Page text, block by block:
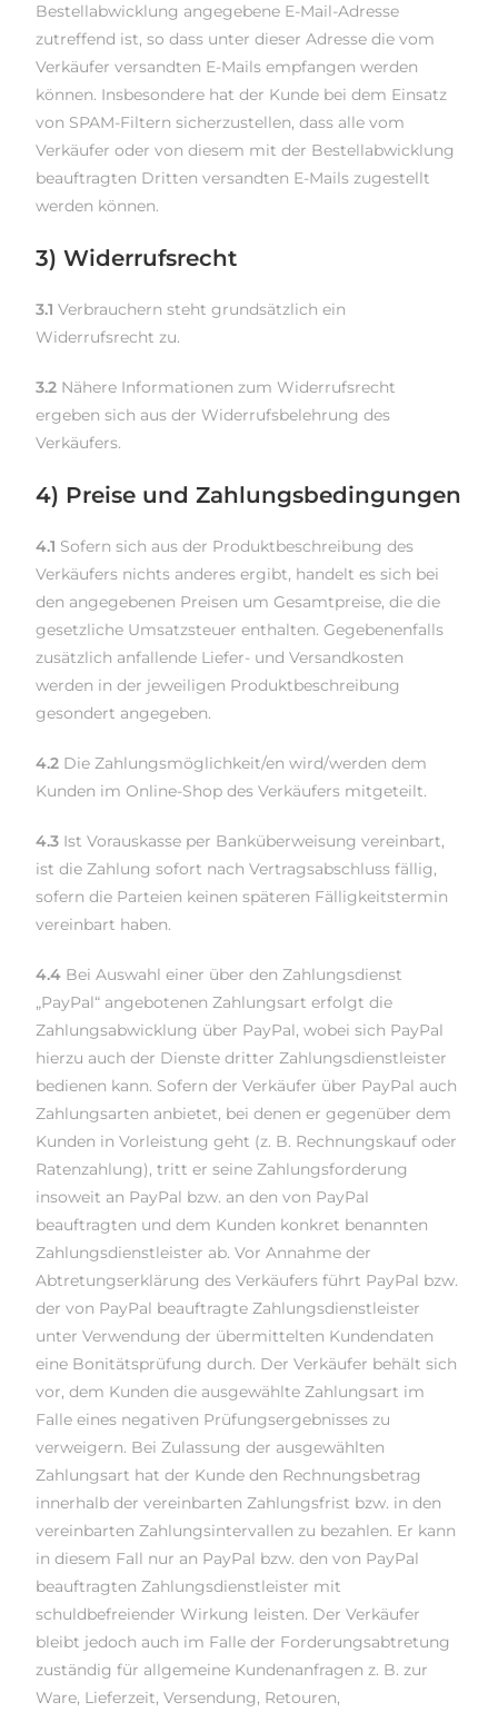
Bestellabwicklung angegebene E-Mail-Adresse
zutreffend ist, so dass unter dieser Adresse die vom
Verkäufer versandten E-Mails empfangen werden
können. Insbesondere hat der Kunde bei dem Einsatz
von SPAM-Filtern sicherzustellen, dass alle vom
Verkäufer oder von diesem mit der Bestellabwicklung
beauftragten Dritten versandten E-Mails zugestellt
werden können.
3) Widerrufsrecht
3.1 Verbrauchern steht grundsätzlich ein
Widerrufsrecht zu.
3.2 Nähere Informationen zum Widerrufsrecht
ergeben sich aus der Widerrufsbelehrung des
Verkäufers.
4) Preise und Zahlungsbedingungen
4.1 Sofern sich aus der Produktbeschreibung des
Verkäufers nichts anderes ergibt, handelt es sich bei
den angegebenen Preisen um Gesamtpreise, die die
gesetzliche Umsatzsteuer enthalten. Gegebenenfalls
zusätzlich anfallende Liefer- und Versandkosten
werden in der jeweiligen Produktbeschreibung
gesondert angegeben.
4.2 Die Zahlungsmöglichkeit/en wird/werden dem
Kunden im Online-Shop des Verkäufers mitgeteilt.
4.3 Ist Vorauskasse per Banküberweisung vereinbart,
ist die Zahlung sofort nach Vertragsabschluss fällig,
sofern die Parteien keinen späteren Fälligkeitstermin
vereinbart haben.
4.4 Bei Auswahl einer über den Zahlungsdienst
„PayPal“ angebotenen Zahlungsart erfolgt die
Zahlungsabwicklung über PayPal, wobei sich PayPal
hierzu auch der Dienste dritter Zahlungsdienstleister
bedienen kann. Sofern der Verkäufer über PayPal auch
Zahlungsarten anbietet, bei denen er gegenüber dem
Kunden in Vorleistung geht (z. B. Rechnungskauf oder
Ratenzahlung), tritt er seine Zahlungsforderung
insoweit an PayPal bzw. an den von PayPal
beauftragten und dem Kunden konkret benannten
Zahlungsdienstleister ab. Vor Annahme der
Abtretungserklärung des Verkäufers führt PayPal bzw.
der von PayPal beauftragte Zahlungsdienstleister
unter Verwendung der übermittelten Kundendaten
eine Bonitätsprüfung durch. Der Verkäufer behält sich
vor, dem Kunden die ausgewählte Zahlungsart im
Falle eines negativen Prüfungsergebnisses zu
verweigern. Bei Zulassung der ausgewählten
Zahlungsart hat der Kunde den Rechnungsbetrag
innerhalb der vereinbarten Zahlungsfrist bzw. in den
vereinbarten Zahlungsintervallen zu bezahlen. Er kann
in diesem Fall nur an PayPal bzw. den von PayPal
beauftragten Zahlungsdienstleister mit
schuldbefreiender Wirkung leisten. Der Verkäufer
bleibt jedoch auch im Falle der Forderungsabtretung
zuständig für allgemeine Kundenanfragen z. B. zur
Ware, Lieferzeit, Versendung, Retouren,